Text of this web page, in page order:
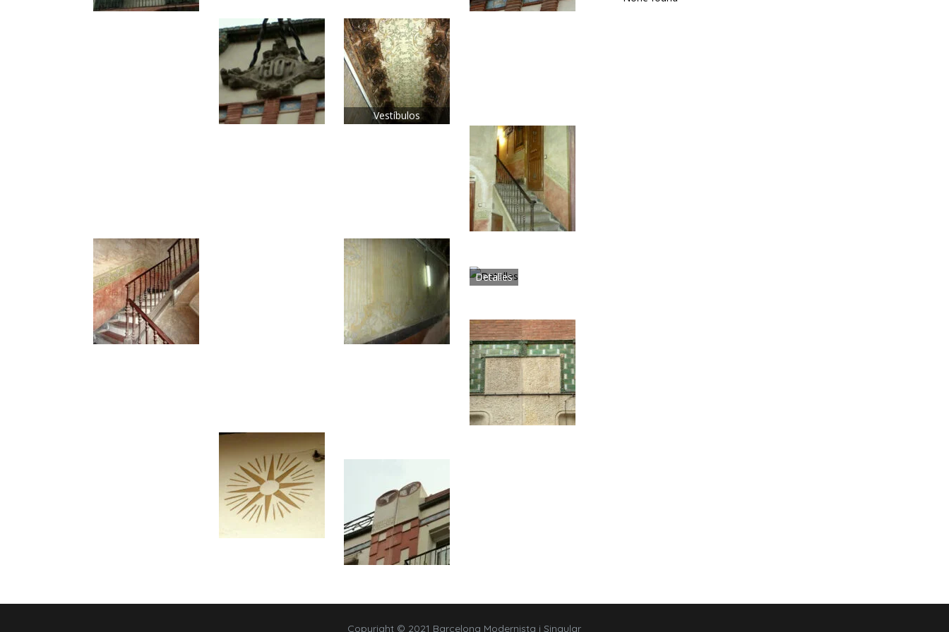
Vestíbulos
Detalles
Copyright © 2021 Barcelona Modernista i Singular